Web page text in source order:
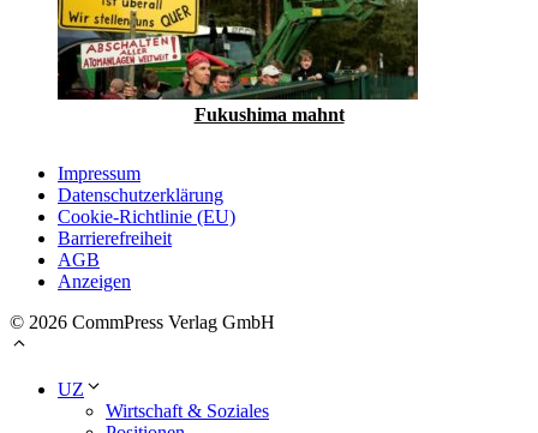
Fukushima mahnt
Impressum
Datenschutzerklärung
Cookie-Richtlinie (EU)
Barrierefreiheit
AGB
Anzeigen
© 2026 CommPress Verlag GmbH
UZ
Wirtschaft & Soziales